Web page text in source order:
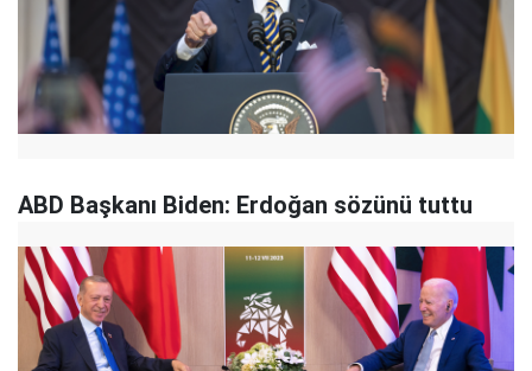
ABD Başkanı Biden: Erdoğan sözünü tuttu